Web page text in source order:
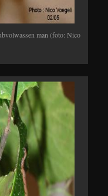
man (foto: Nico